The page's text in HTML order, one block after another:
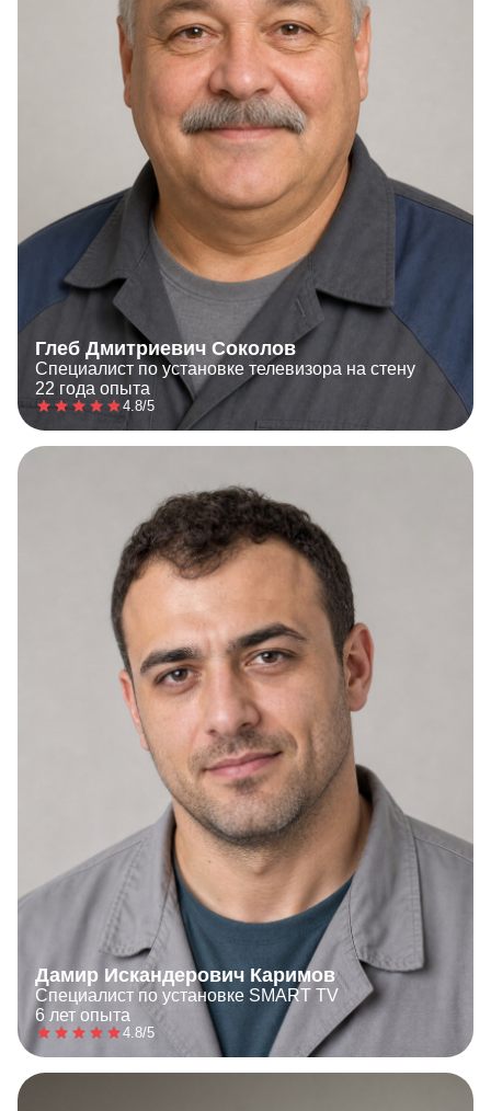
Глеб Дмитриевич Соколов
Специалист по установке телевизора на стену
22 года опыта
4.8/5
Дамир Искандерович Каримов
Специалист по установке SMART TV
6 лет опыта
4.8/5